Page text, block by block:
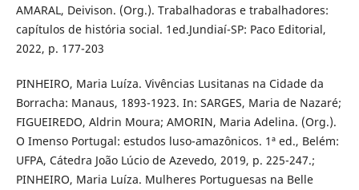
AMARAL, Deivison. (Org.). Trabalhadoras e trabalhadores:
capítulos de história social. 1ed.Jundiaí-SP: Paco Editorial,
2022, p. 177-203
PINHEIRO, Maria Luíza. Vivências Lusitanas na Cidade da
Borracha: Manaus, 1893-1923. In: SARGES, Maria de Nazaré;
FIGUEIREDO, Aldrin Moura; AMORIN, Maria Adelina. (Org.).
O Imenso Portugal: estudos luso-amazônicos. 1ª ed., Belém:
UFPA, Cátedra João Lúcio de Azevedo, 2019, p. 225-247.;
PINHEIRO, Maria Luíza. Mulheres Portuguesas na Belle